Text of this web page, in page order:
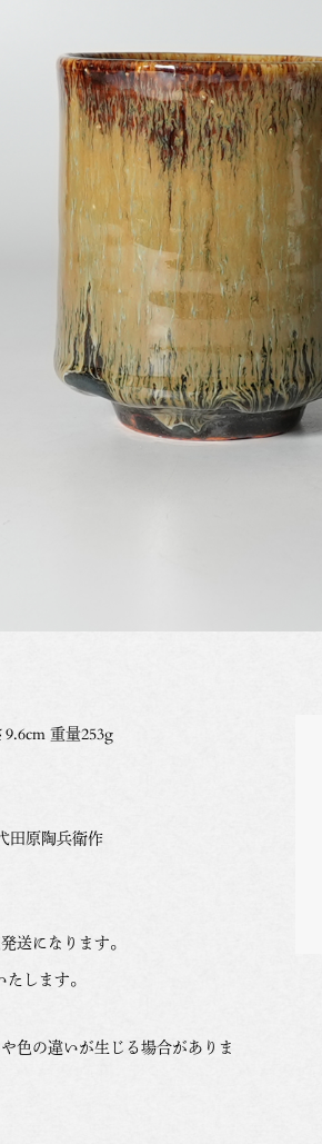
重量253g
田原陶兵衛作
送になります。
します。
色の違いが生じる場合がありま